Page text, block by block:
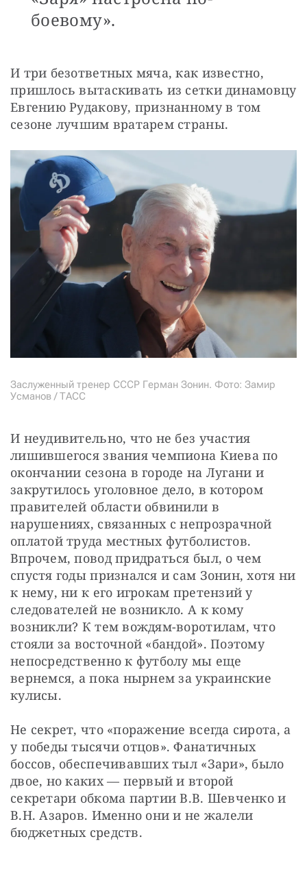
боевому».
И три безответных мяча, как известно,
пришлось вытаскивать из сетки динамовцу
Евгению Рудакову, признанному в том
сезоне лучшим вратарем страны.
Заслуженный тренер СССР Герман Зонин. Фото: Замир
Усманов / ТАСС
И неудивительно, что не без участия
лишившегося звания чемпиона Киева по
окончании сезона в городе на Лугани и
закрутилось уголовное дело, в котором
правителей области обвинили в
нарушениях, связанных с непрозрачной
оплатой труда местных футболистов.
Впрочем, повод придраться был, о чем
спустя годы признался и сам Зонин, хотя ни
к нему, ни к его игрокам претензий у
следователей не возникло. А к кому
возникли? К тем вождям-воротилам, что
стояли за восточной «бандой». Поэтому
непосредственно к футболу мы еще
вернемся, а пока нырнем за украинские
кулисы.
Не секрет, что «поражение всегда сирота, а
у победы тысячи отцов». Фанатичных
боссов, обеспечивавших тыл «Зари», было
двое, но каких — первый и второй
секретари обкома партии В.В. Шевченко и
В.Н. Азаров. Именно они и не жалели
бюджетных средств.